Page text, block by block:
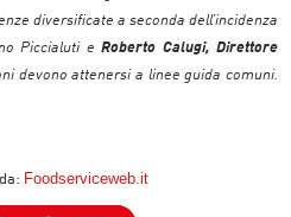
diversificate a seconda dell’incidenza
Piccialuti eRoberto Calugi, Direttore
devono attenersi a linee guida comuni.
Foodserviceweb.it